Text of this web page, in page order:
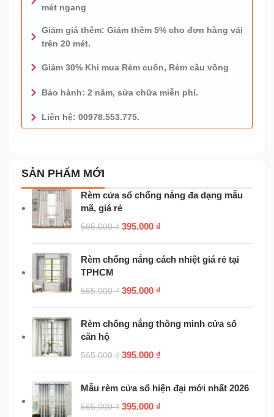
mét ngang
Giảm giá thêm: Giảm thêm 5% cho đơn hàng vải
trên 20 mét.
Giảm 30% Khi mua Rèm cuốn, Rèm cầu vồng
Bảo hành: 2 năm, sửa chữa miễn phí.
Liên hệ: 00978.553.775.
0978.553.775 - TƯ VẤN MIỄN PHÍ
SẢN PHẨM MỚI
Rèm cửa sổ chống nắng đa dạng mẫu
mã, giá rẻ
565.000₫ 395.000 ₫
Rèm chống nắng cách nhiệt giá rẻ tại
TPHCM
565.000₫ 395.000 ₫
Rèm chống nắng thông minh cửa sổ
căn hộ
565.000₫ 395.000 ₫
Mẫu rèm cửa sổ hiện đại mới nhất 2026
565.000₫ 395.000 ₫